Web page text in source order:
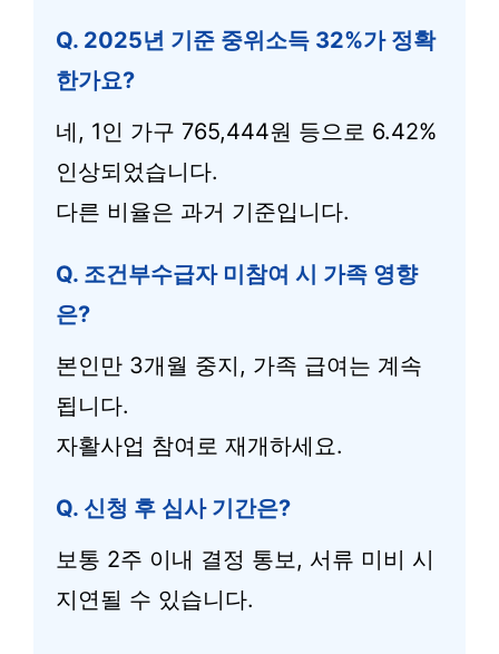
Q. 2025년 기준 중위소득 32%가 정확
한가요?
네, 1인 가구 765,444원 등으로 6.42%
인상되었습니다.
다른 비율은 과거 기준입니다.
Q. 조건부수급자 미참여 시 가족 영향
은?
본인만 3개월 중지, 가족 급여는 계속
됩니다.
자활사업 참여로 재개하세요.
Q. 신청 후 심사 기간은?
보통 2주 이내 결정 통보, 서류 미비 시
지연될 수 있습니다.